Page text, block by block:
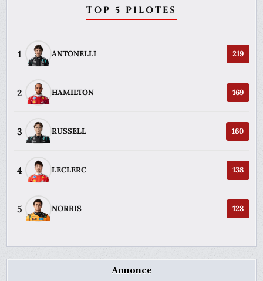
TOP 5 PILOTES
1 ANTONELLI 219
2 HAMILTON 169
3 RUSSELL 160
4 LECLERC 138
5 NORRIS 128
Annonce